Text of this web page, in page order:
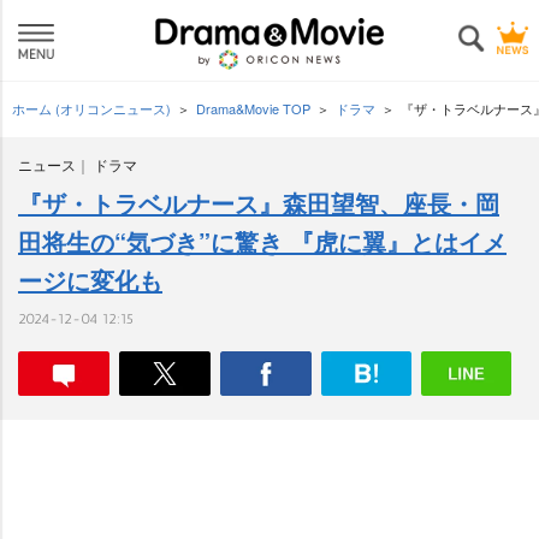
ホーム (オリコンニュース) Drama&Movie TOP ドラマ 『ザ・トラベルナー
ニュース ドラマ
『ザ・トラベルナース』森田望智、座長・岡
田将生の“気づき”に驚き 『虎に翼』とはイメ
ージに変化も
2024-12-04 12:15